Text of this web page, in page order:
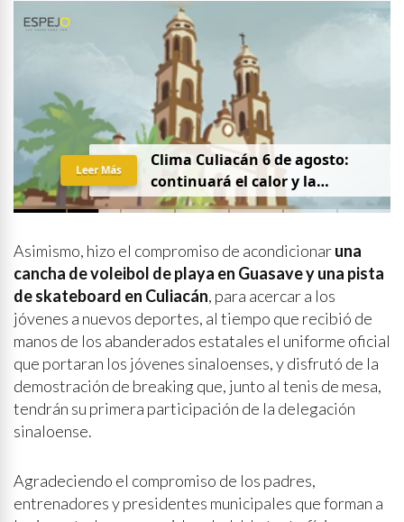
Clima Culiacán 6 de agosto:
continuará el calor y la
probabilidad de lluvia
Leer Más
Asimismo, hizo el compromiso de acondicionaruna
cancha de voleibol de playa en Guasave y una pista
de skateboard en Culiacán, para acercar a los
jóvenes a nuevos deportes, al tiempo que recibió de
manos de los abanderados estatales el uniforme oficial
que portaran los jóvenes sinaloenses, y disfrutó de la
demostración de breaking que, junto al tenis de mesa,
tendrán su primera participación de la delegación
sinaloense.
Agradeciendo el compromiso de los padres,
entrenadores y presidentes municipales que forman a